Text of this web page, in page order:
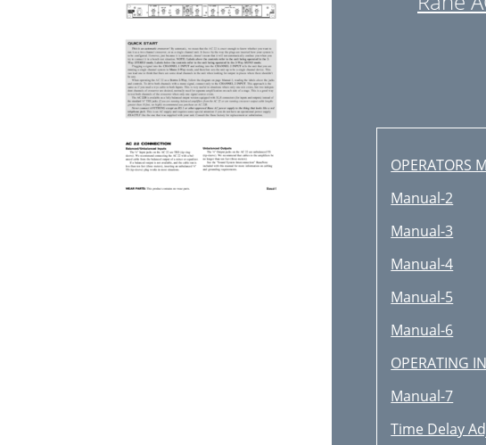
OPERATORS
Manual-2
Manual-3
Manual-4
Manual-5
Manual-6
OPERATING
Manual-7
Time Delay